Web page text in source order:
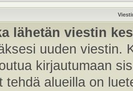
lähetän viestin
uuden viestin.
kirjautumaan
tehdä alueilla on